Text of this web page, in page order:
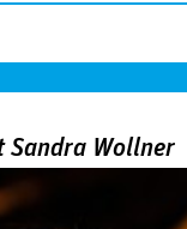
Wollner